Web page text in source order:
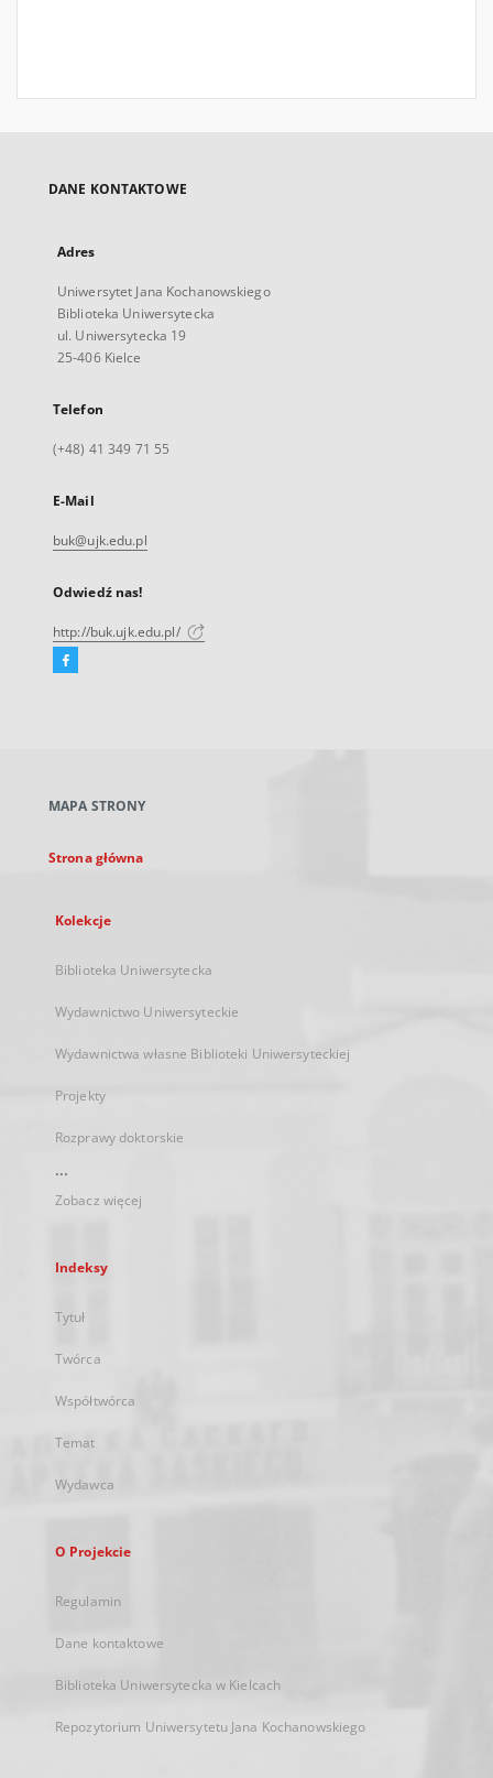
DANE KONTAKTOWE
Adres
Uniwersytet Jana Kochanowskiego
Biblioteka Uniwersytecka
ul. Uniwersytecka 19
25-406 Kielce
Telefon
(+48) 41 349 71 55
E-Mail
buk@ujk.edu.pl
Odwiedź nas!
http://buk.ujk.edu.pl/
Facebook
karcie
MAPA STRONY
Strona główna
Kolekcje
Biblioteka Uniwersytecka
Wydawnictwo Uniwersyteckie
Wydawnictwa własne Biblioteki Uniwersyteckiej
Projekty
Rozprawy doktorskie
...
Zobacz więcej
Indeksy
Tytuł
Twórca
Współtwórca
Temat
Wydawca
O Projekcie
Regulamin
Dane kontaktowe
Biblioteka Uniwersytecka w Kielcach
Repozytorium Uniwersytetu Jana Kochanowskiego